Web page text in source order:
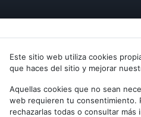
Este sitio web utiliza cookies
que haces del sitio y mejorar
Aquellas cookies que no sean
web requieren tu consentimiento.
rechazarlas todas o consultar más